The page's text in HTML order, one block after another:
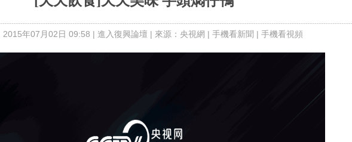
2015年07月02日 09:58 | 進入復興論壇 | 來源：央視網 | 手機看新聞 | 手機看視頻